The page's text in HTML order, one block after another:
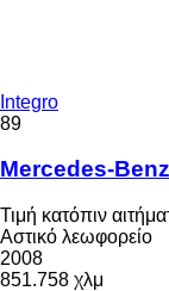
Integro
89
Mercedes-
Τιμή κατόπιν
Αστικό λεωφορείο
2008
851.758 χλμ